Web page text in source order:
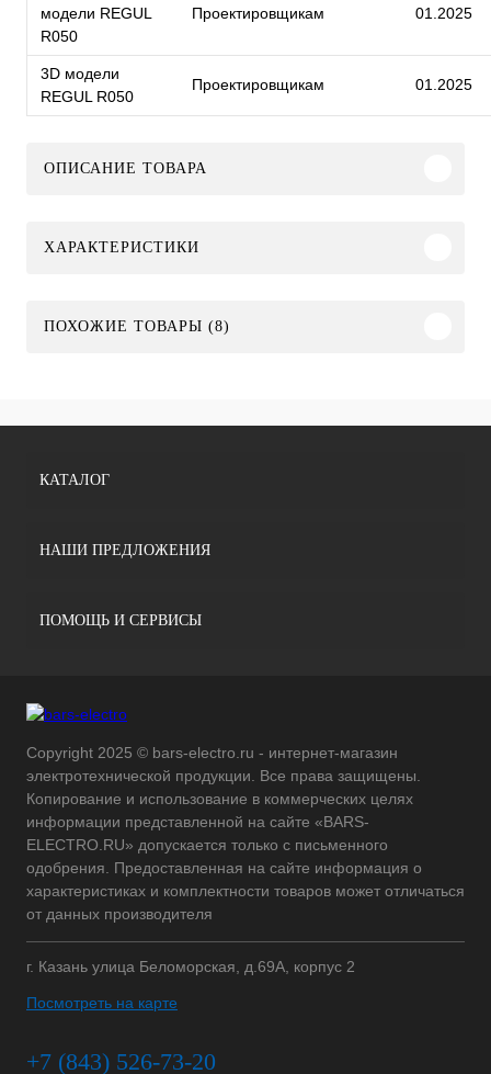
модели REGUL
R050
Проектировщикам 01.2025
3D модели
REGUL R050
Проектировщикам 01.2025
ОПИСАНИЕ ТОВАРА
ХАРАКТЕРИСТИКИ
ПОХОЖИЕ ТОВАРЫ (8)
КАТАЛОГ
НАШИ ПРЕДЛОЖЕНИЯ
ПОМОЩЬ И СЕРВИСЫ
Copyright 2025 © bars-electro.ru - интернет-магазин
электротехнической продукции. Все права защищены.
Копирование и использование в коммерческих целях
информации представленной на сайте «BARS-
ELECTRO.RU» допускается только с письменного
одобрения. Предоставленная на сайте информация о
характеристиках и комплектности товаров может отличаться
от данных производителя
г. Казань улица Беломорская, д.69А, корпус 2
Посмотреть на карте
+7 (843) 526-73-20